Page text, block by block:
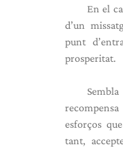
En el
d’un
punt
prosperitat.
esforços
tant,